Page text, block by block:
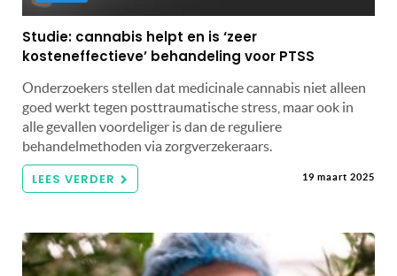
Studie: cannabis helpt en is ‘zeer
kosteneffectieve’ behandeling voor PTSS
Onderzoekers stellen dat medicinale cannabis niet alleen
goed werkt tegen posttraumatische stress, maar ook in
alle gevallen voordeliger is dan de reguliere
behandelmethoden via zorgverzekeraars.
LEES VERDER 19 maart 2025